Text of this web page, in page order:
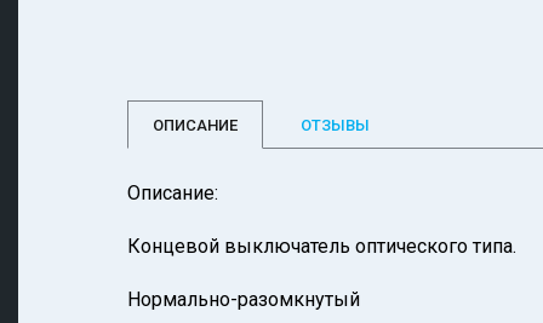
ОПИСАНИЕ ОТЗЫВЫ
Описание:
Концевой выключатель оптического типа.
Нормально-разомкнутый